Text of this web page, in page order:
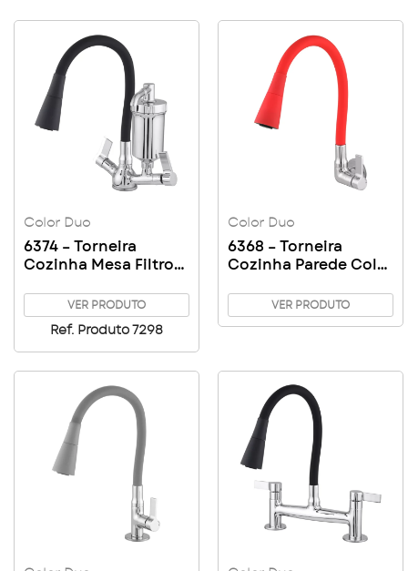
Color Duo
6374 – Torneira
Cozinha Mesa Filtro
Copo ABSVER PRODUTO
Ref. Produto 7298
Color Duo
6368 – Torneira
Cozinha Parede Color
VER PRODUTO